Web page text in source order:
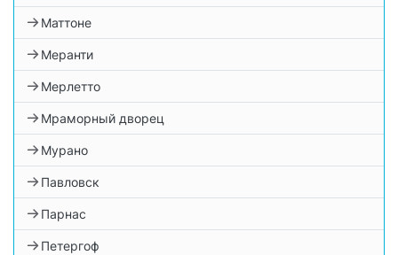
Маттоне
Меранти
Мерлетто
Мраморный дворец
Мурано
Павловск
Парнас
Петергоф